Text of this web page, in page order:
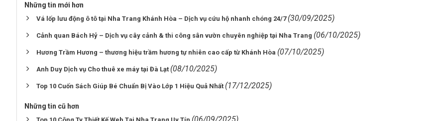
Những tin mới hơn
Vá lốp lưu động ô tô tại Nha Trang Khánh Hòa – Dịch vụ cứu hộ nhanh chóng 24/7 (30/09/2025)
Cảnh quan Bách Hỷ – Dịch vụ cây cảnh & thi công sân vườn chuyên nghiệp tại Nha Trang (06/10/2025)
Hương Trầm Hương – thương hiệu trầm hương tự nhiên cao cấp từ Khánh Hòa (07/10/2025)
Anh Duy Dịch vụ Cho thuê xe máy tại Đà Lạt (08/10/2025)
Top 10 Cuốn Sách Giúp Bé Chuẩn Bị Vào Lớp 1 Hiệu Quả Nhất (17/12/2025)
Những tin cũ hơn